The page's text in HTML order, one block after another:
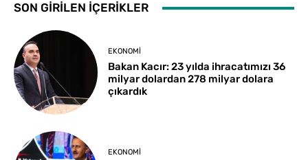
SON GİRİLEN İÇERİKLER
EKONOMI
Bakan Kacır: 23 yılda ihracatımızı 36
milyar dolardan 278 milyar dolara
çıkardık
EKONOMI